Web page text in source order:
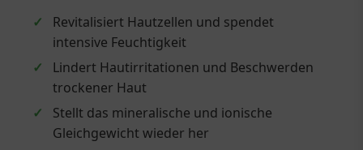
✓
Revitalisiert Hautzellen und spendet
intensive Feuchtigkeit
✓
Lindert Hautirritationen und Beschwerden
trockener Haut
✓
Stellt das mineralische und ionische
Gleichgewicht wieder her